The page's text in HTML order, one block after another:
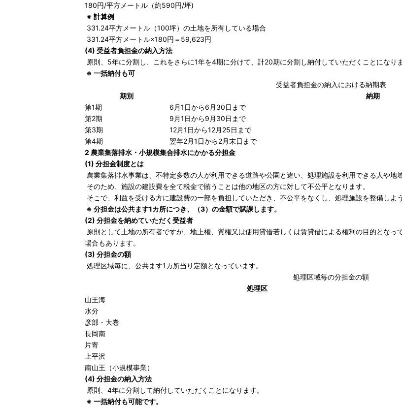
180円/平方メートル（約590円/坪)
※ 計算例
331.24平方メートル（100坪）の土地を所有している場合
331.24平方メートル×180円＝59,623円
(4) 受益者負担金の納入方法
原則、5年に分割し、これをさらに1年を4期に分けて、計20期に分割し納付していただくことになりま
※ 一括納付も可
受益者負担金の納入における納期表
期別
納期
第1期
6月1日から6月30日まで
第2期
9月1日から9月30日まで
第3期
12月1日から12月25日まで
第4期
翌年2月1日から2月末日まで
2 農業集落排水・小規模集合排水にかかる分担金
(1) 分担金制度とは
農業集落排水事業は、不特定多数の人が利用できる道路や公園と違い、処理施設を利用できる人や地
そのため、施設の建設費を全て税金で賄うことは他の地区の方に対して不公平となります。
そこで、利益を受ける方に建設費の一部を負担していただき、不公平をなくし、処理施設を整備しよ
※ 分担金は公共ます1カ所につき、（3）の金額で賦課します。
(2) 分担金を納めていただく受益者
原則として土地の所有者ですが、地上権、質権又は使用貸借若しくは賃貸借による権利の目的とな
場合もあります。
(3) 分担金の額
処理区域毎に、公共ます1カ所当り定額となっています。
処理区域毎の分担金の額
処理区
山王海
水分
彦部・大巻
長岡南
片寄
上平沢
南山王（小規模事業）
(4) 分担金の納入方法
原則、4年に分割して納付していただくことになります。
※ 一括納付も可能です。